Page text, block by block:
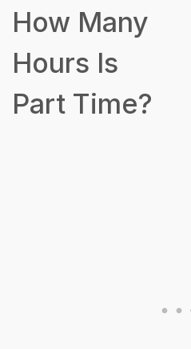
How Many
Hours Is
Part Time?